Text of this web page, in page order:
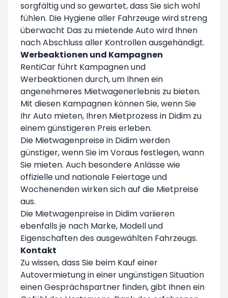
sorgfältig und so gewartet, dass Sie sich wohl
fühlen. Die Hygiene aller Fahrzeuge wird streng
überwacht Das zu mietende Auto wird Ihnen
nach Abschluss aller Kontrollen ausgehändigt.
Werbeaktionen und Kampagnen
RentiCar führt Kampagnen und
Werbeaktionen durch, um Ihnen ein
angenehmeres Mietwagenerlebnis zu bieten.
Mit diesen Kampagnen können Sie, wenn Sie
Ihr Auto mieten, Ihren Mietprozess in Didim zu
einem günstigeren Preis erleben.
Die Mietwagenpreise in Didim werden
günstiger, wenn Sie im Voraus festlegen, wann
Sie mieten. Auch besondere Anlässe wie
offizielle und nationale Feiertage und
Wochenenden wirken sich auf die Mietpreise
aus.
Die Mietwagenpreise in Didim variieren
ebenfalls je nach Marke, Modell und
Eigenschaften des ausgewählten Fahrzeugs.
Kontakt
Zu wissen, dass Sie beim Kauf einer
Autovermietung in einer ungünstigen Situation
einen Gesprächspartner finden, gibt Ihnen ein